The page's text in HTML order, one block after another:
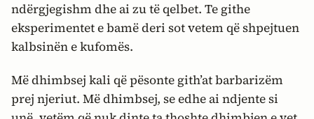
ndërgjegishm dhe ai zu të qelbet. Te githe
eksperimentet e bamë deri sot vetem që shpejtuen
kalbsinën e kufomës.
Më dhimbsej kali që pësonte gith’at barbarizëm
prej njeriut. Më dhimbsej, se edhe ai ndjente si